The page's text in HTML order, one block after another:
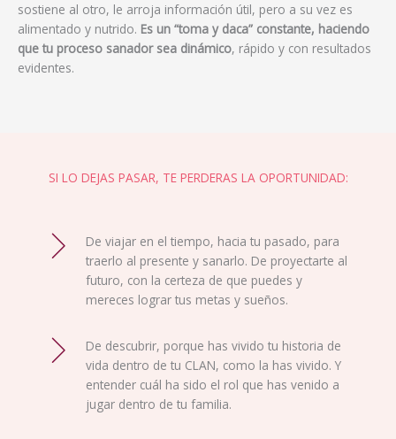
sostiene al otro, le arroja información útil, pero a su vez es
alimentado y nutrido. Es un “toma y daca” constante, haciendo
que tu proceso sanador sea dinámico, rápido y con resultados
evidentes.
SI LO DEJAS PASAR, TE PERDERAS LA OPORTUNIDAD:
De viajar en el tiempo, hacia tu pasado, para
traerlo al presente y sanarlo. De proyectarte al
futuro, con la certeza de que puedes y
mereces lograr tus metas y sueños.
De descubrir, porque has vivido tu historia de
vida dentro de tu CLAN, como la has vivido. Y
entender cuál ha sido el rol que has venido a
jugar dentro de tu familia.